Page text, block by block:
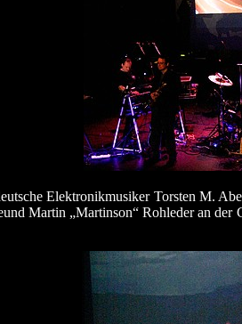
Elektronikmusiker Torsten M.
Martin „Martinson“ Rohleder an